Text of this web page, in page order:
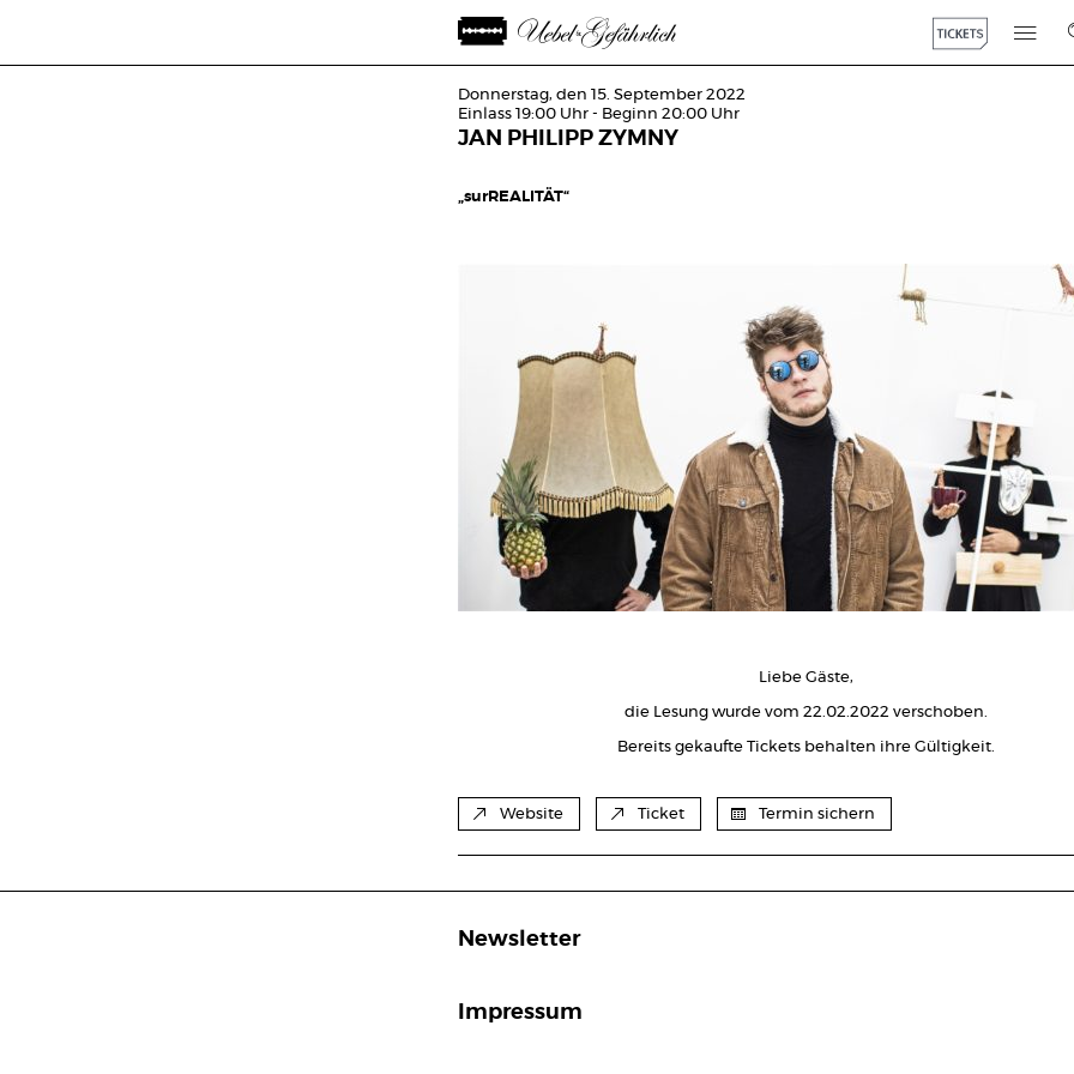
Donnerstag, den 15. September 2022
Einlass 19:00 Uhr - Beginn 20:00 Uhr
JAN PHILIPP ZYMNY
„surREALITÄT“
Liebe Gäste,
die Lesung wurde vom 22.02.2022 verschoben.
Bereits gekaufte Tickets behalten ihre Gültigkeit.
Website Ticket Termin sichern
Newsletter
Impressum